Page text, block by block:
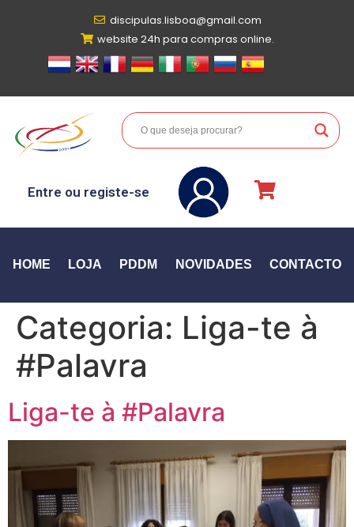
discipulas.lisboa@gmail.com
website 24h para compras online.
Entre ou registe-se
HOME LOJA PDDM NOVIDADES CONTACTO
Categoria: Liga-te à
#Palavra
Liga-te à #Palavra